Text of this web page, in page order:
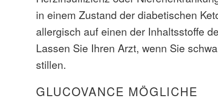
in einem Zustand der diabetischen
allergisch auf einen der Inhaltsstoffe
Lassen Sie Ihren Arzt, wenn Sie
stillen.
GLUCOVANCE MÖGLICHE